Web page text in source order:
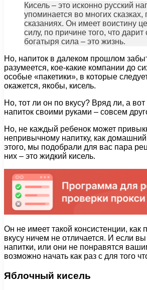
Кисель – это исконно русский
упоминается во многих сказках,
сказаниях. Он имеет воистину
силу, по причине того, что
богатыря сила – это жизнь.
Но, напиток в далеком прошлом
разумеется, кое-какие компании до
особые «пакетики», в которые
окажется, якобы, кисель.
Но, тот ли он по вкусу? Вряд ли, а вот
напиток своими руками – совсем
Но, не каждый ребенок может
непривычному напитку, как домашний
этого, мы подобрали для вас пара
них – это жидкий кисель.
Он не имеет такой консистенции, как
вкусу ничем не отличается. И если
напитки, или они не понравятся
возможно начать как раз с для того
Яблочный кисель